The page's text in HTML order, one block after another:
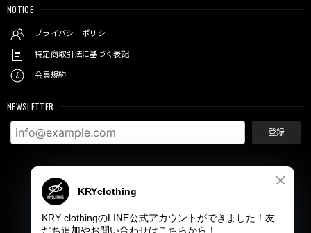
NOTICE
プライバシーポリシー
特定商取引法に基づく表記
会員規約
NEWSLETTER
登録
© KRY clothing